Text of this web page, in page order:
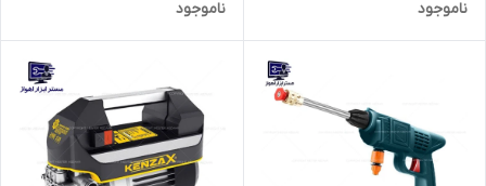
RF-3000W
ناموجود CHARGING WATER GUN 48VH
ناموجود